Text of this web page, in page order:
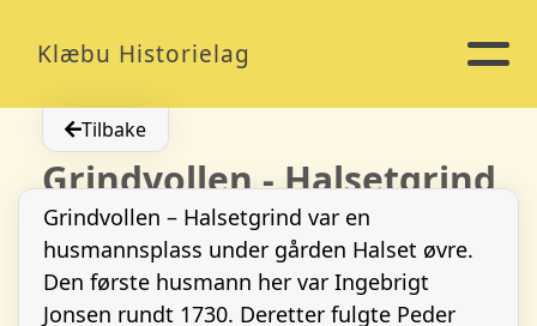
Klæbu Historielag
Tilbake
Grindvollen - Halsetgrind
Grindvollen – Halsetgrind var en
husmannsplass under gården Halset øvre.
Den første husmann her var Ingebrigt
Jonsen rundt 1730. Deretter fulgte Peder